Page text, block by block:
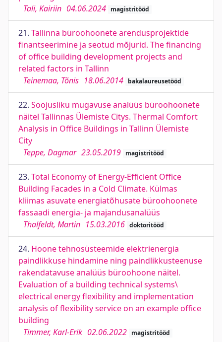
Tali, Kairiin 04.06.2024 magistritööd
21. Tallinna büroohoonete arendusprojektide
finantseerimine ja seotud mõjurid. The financing
of office building development projects and
related factors in Tallinn
Teinemaa, Tõnis 18.06.2014 bakalaureusetööd
22. Soojusliku mugavuse analüüs büroohoonete
näitel Tallinnas Ülemiste Citys. Thermal Comfort
Analysis in Office Buildings in Tallinn Ülemiste
City
Teppe, Dagmar 23.05.2019 magistritööd
23. Total Economy of Energy-Efficient Office
Building Facades in a Cold Climate. Külmas
kliimas asuvate energiatõhusate büroohoonete
fassaadi energia- ja majandusanalüüs
Thalfeldt, Martin 15.03.2016 doktoritööd
24. Hoone tehnosüsteemide elektrienergia
paindlikkuse hindamine ning paindlikkusteenuse
rakendatavuse analüüs büroohoone näitel.
Evaluation of a building technical systems\
electrical energy flexibility and implementation
analysis of flexibility service on an example office
building
Timmer, Karl-Erik 02.06.2022 magistritööd